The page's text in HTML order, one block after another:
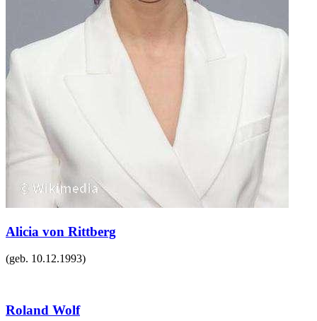
Alicia von Rittberg
(geb. 10.12.1993)
Roland Wolf